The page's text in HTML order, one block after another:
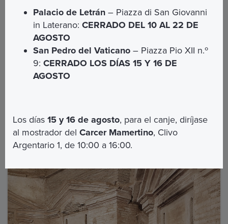
Dirección: Via Appia Antica, 136
AUTOBÚS:
Colosseo o Circo Massimo Línea B:
AUTOBÚS:218 desde la estación de metro de
San Giovanni Línea A
El valor de la experiencia
Palacio de Letrán – Piazza di San Giovanni
in Laterano:CERRADO DEL 10 AL 22 DE
AGOSTO
San Pedro del Vaticano – Piazza Pio XII n.º
9:CERRADO LOS DÍAS 15 Y 16 DE
AGOSTO
Los días15 y 16 de agosto, para el canje, diríjase
al mostrador delCarcer Mamertino, Clivo
Argentario 1, de 10:00 a 16:00.